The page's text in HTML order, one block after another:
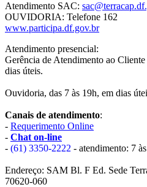
Atendimento SAC:
OUVIDORIA: Telefone 162
www.participa.df.gov.br
Atendimento presencial:
Gerência de Atendimento ao
dias úteis.
Ouvidoria, das 7 às 19h, em dias
Canais de atendimento:
- Requerimento Online
- Chat on-line
- (61) 3350-2222 - atendimento: 7
Endereço: SAM Bl. F Ed. Sede
70620-060